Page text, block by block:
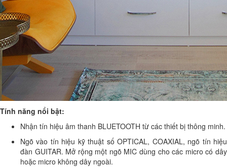
Tính năng nổi bật:
Nhận tín hiệu âm thanh BLUETOOTH từ các thiết bị thông minh.
Ngõ vào tín hiệu kỹ thuật số OPTICAL, COAXIAL, ngõ tín hiệu
đàn GUITAR. Mở rộng một ngõ MIC dùng cho các micro có dây
hoặc micro không dây ngoài.